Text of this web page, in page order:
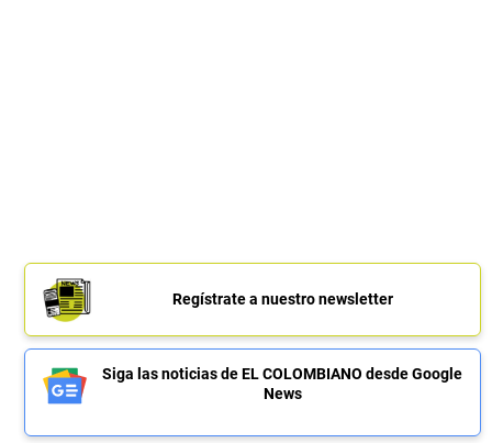
Regístrate a nuestro newsletter
Siga las noticias de EL COLOMBIANO desde Google
News